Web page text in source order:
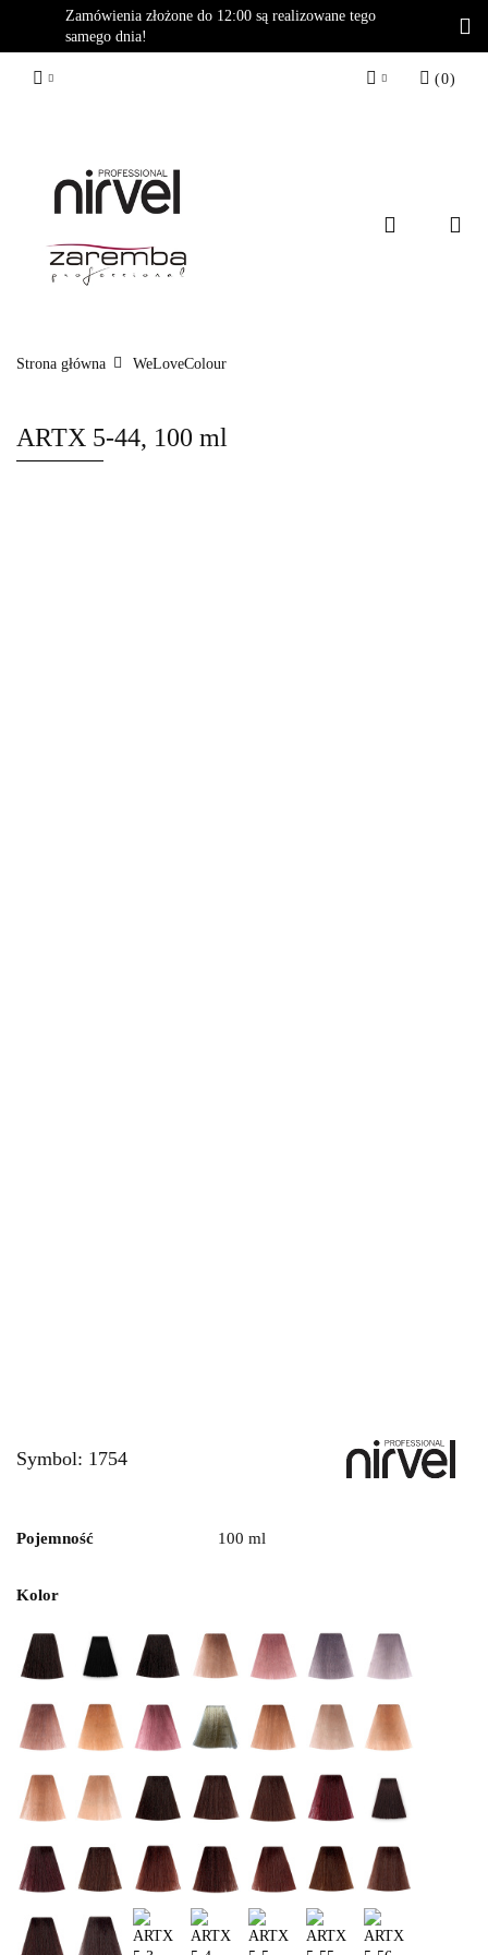
Zamówienia złożone do 12:00 są realizowane tego
samego dnia!
(0)
Strona główna WeLoveColour
ARTX 5-44, 100 ml
Symbol: 1754
Pojemność 100 ml
Kolor